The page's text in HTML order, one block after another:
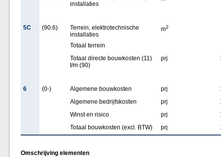
installaties
5C (90.6)
Terrein, elektrotechnische
installaties
m2
Totaal terrein
Totaal directe bouwkosten (11)
t/m (90)
prj
6 (0-) Algemene bouwkosten prj
Algemene bedrijfskosten
prj
Winst en risico
prj
Totaal bouwkosten (excl. BTW)
prj
Omschrijving elementen